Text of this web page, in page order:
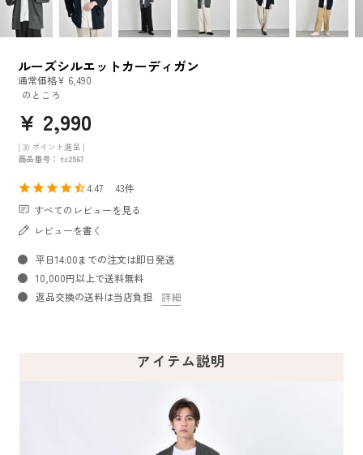
ルーズシルエットカーディガン
通常価格¥ 6,490
のところ
¥ 2,990
[ 30 ポイント進呈 ]
商品番号
tc2567
4.47
43
すべてのレビューを見る
レビューを書く
平日14:00までの注文は即日発送
10,000円以上で送料無料
返品交換の送料は当店負担
詳細
アイテム説明